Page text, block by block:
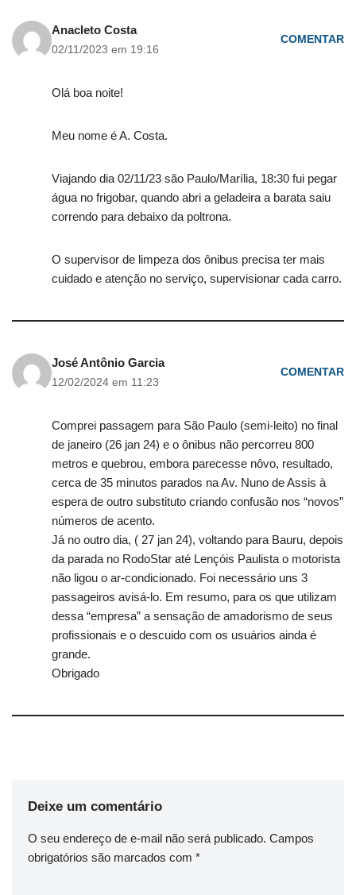
Anacleto Costa
02/11/2023 em 19:16
COMENTAR
Olá boa noite!
Meu nome é A. Costa.
Viajando dia 02/11/23 são Paulo/Marília, 18:30 fui pegar
água no frigobar, quando abri a geladeira a barata saiu
correndo para debaixo da poltrona.
O supervisor de limpeza dos ônibus precisa ter mais
cuidado e atenção no serviço, supervisionar cada carro.
José Antônio Garcia
12/02/2024 em 11:23
COMENTAR
Comprei passagem para São Paulo (semi-leito) no final
de janeiro (26 jan 24) e o ônibus não percorreu 800
metros e quebrou, embora parecesse nôvo, resultado,
cerca de 35 minutos parados na Av. Nuno de Assis à
espera de outro substituto criando confusão nos “novos”
números de acento.
Já no outro dia, ( 27 jan 24), voltando para Bauru, depois
da parada no RodoStar até Lençóis Paulista o motorista
não ligou o ar-condicionado. Foi necessário uns 3
passageiros avisá-lo. Em resumo, para os que utilizam
dessa “empresa” a sensação de amadorismo de seus
profissionais e o descuido com os usuários ainda é
grande.
Obrigado
Deixe um comentário
O seu endereço de e-mail não será publicado. Campos
obrigatórios são marcados com *